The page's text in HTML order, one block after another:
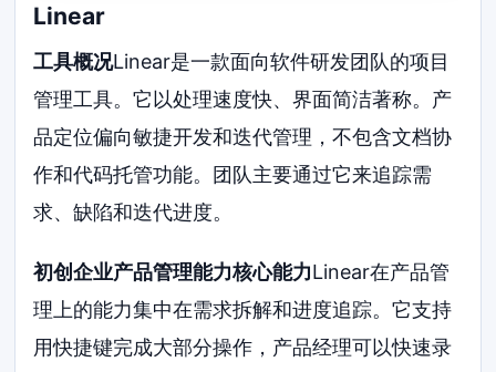
Linear
工具概况Linear是一款面向软件研发团队的项目
管理工具。它以处理速度快、界面简洁著称。产
品定位偏向敏捷开发和迭代管理，不包含文档协
作和代码托管功能。团队主要通过它来追踪需
求、缺陷和迭代进度。
初创企业产品管理能力核心能力Linear在产品管
理上的能力集中在需求拆解和进度追踪。它支持
用快捷键完成大部分操作，产品经理可以快速录